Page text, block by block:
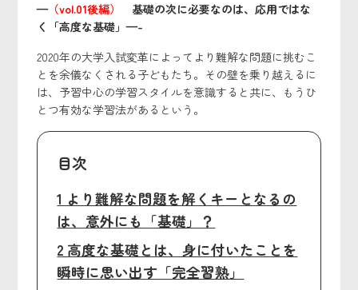
—（vol.01後編）
基礎の次に必要なのは、応用ではな
く「高度な基礎」—-
2020年の大学入試変革によってより難解な問題に挑むこ
とを余儀なくされる子どもたち。その壁を乗り越えるに
は、予習中心の学習スタイルを意識すると共に、もうひ
とつ有効な学習法があるという。
目次
1 より難解な問題を解くキーとなるの
は、意外にも「基礎」？
2 高度な基礎とは、身に付いたことを
瞬時に思い出す「完全習熟」